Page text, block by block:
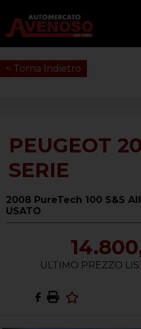
< Torna Indietro
PEUGEOT
SERIE
2008 PureTech 100 S&S
USATO
ULTIMO PREZZO